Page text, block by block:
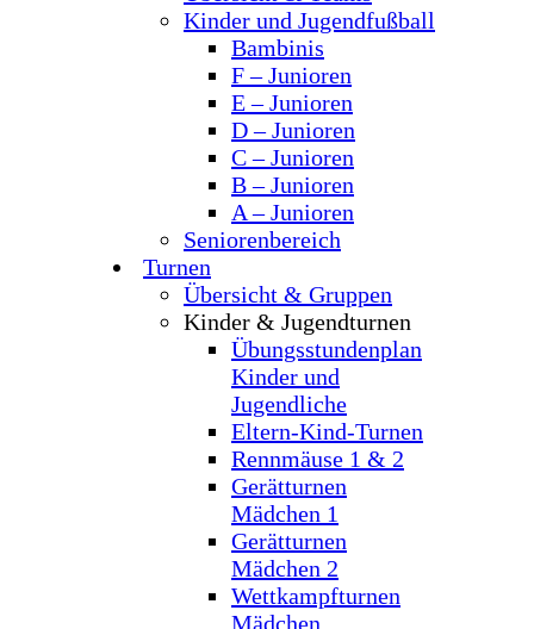
Kinder und Jugendfußball
Bambinis
F – Junioren
E – Junioren
D – Junioren
C – Junioren
B – Junioren
A – Junioren
Seniorenbereich
Turnen
Übersicht & Gruppen
Kinder & Jugendturnen
Übungsstundenplan
Kinder und
Jugendliche
Eltern-Kind-Turnen
Rennmäuse 1 & 2
Gerätturnen
Mädchen 1
Gerätturnen
Mädchen 2
Wettkampfturnen
Mädchen